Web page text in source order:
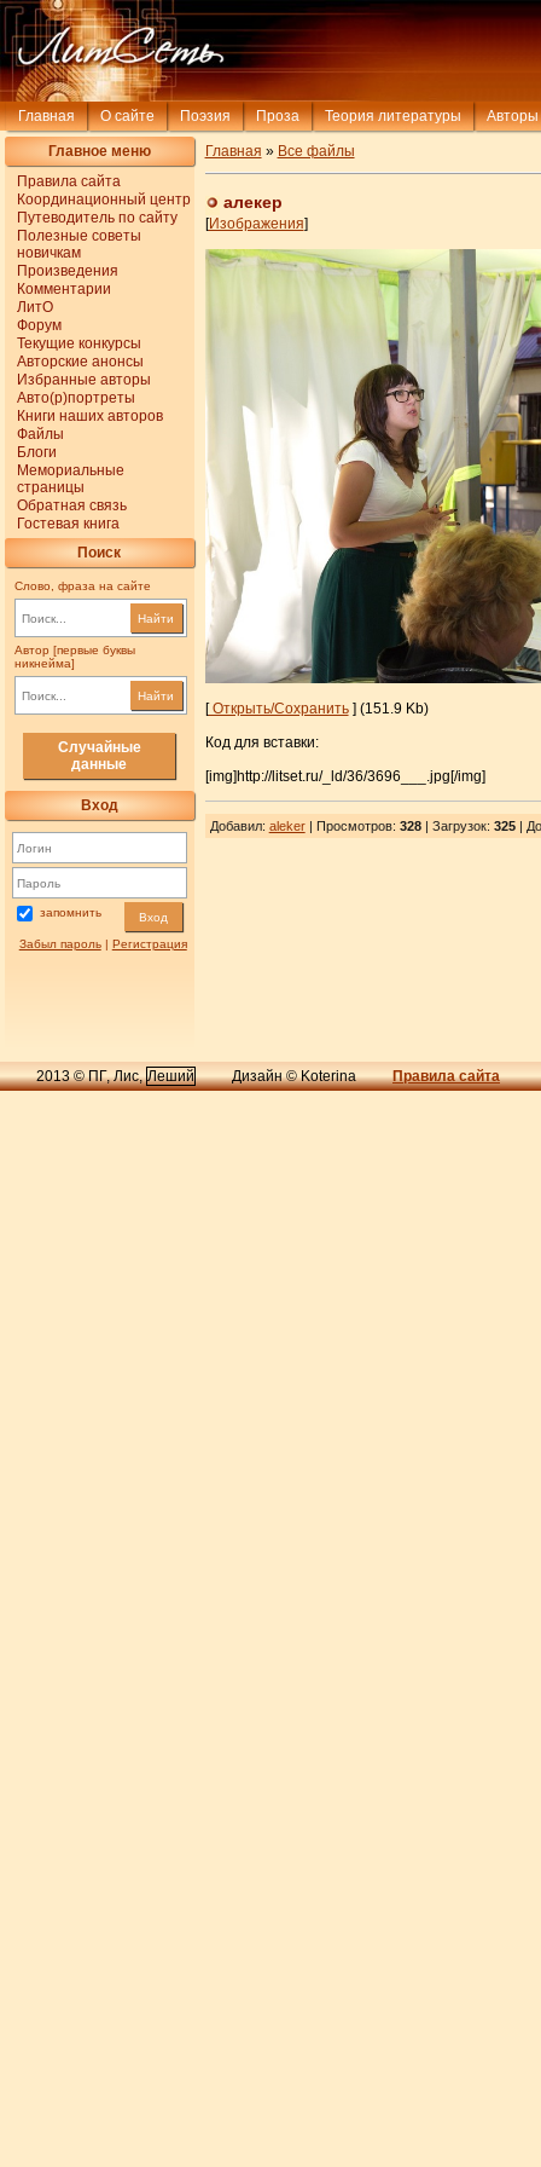
Главная О сайте Поэзия Проза Теория литературы Авторы
Главное меню
Правила сайта
Координационный центр
Путеводитель по сайту
Полезные советы
новичкам
Произведения
Комментарии
ЛитО
Форум
Текущие конкурсы
Авторские анонсы
Избранные авторы
Авто(р)портреты
Книги наших авторов
Файлы
Блоги
Мемориальные
страницы
Обратная связь
Гостевая книга
Поиск
Слово, фраза на сайте
Найти
Автор [первые буквы
никнейма]
Найти
Случайные
данные
Вход
запомнить Вход
Забыл пароль| Регистрация
Главная » Все файлы
алекер
[Изображения]
[Открыть/Сохранить] (151.9 Kb)
Код для вставки:
[img]http://litset.ru/_ld/36/3696___.jpg[/img]
Добавил: aleker| Просмотров: 328| Загрузок: 325|
2013 © ПГ, Лис,Леший Дизайн © Koterina Правила сайта